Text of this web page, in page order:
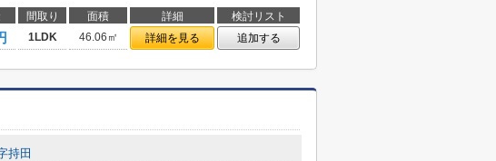
間取り 面積 詳細
検討リスト
1LDK 46.06㎡ 詳細を見る 追加する
持田